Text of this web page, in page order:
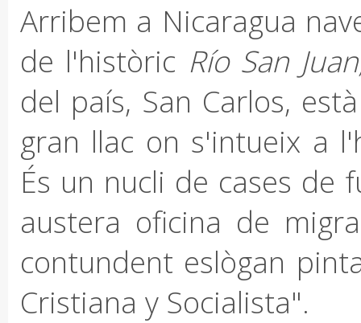
Arribem a Nicaragua
de l'històric Río San
del país, San Carlos,
gran llac on s'intueix a
És un nucli de cases
austera oficina de
contundent eslògan
Cristiana y Socialista".